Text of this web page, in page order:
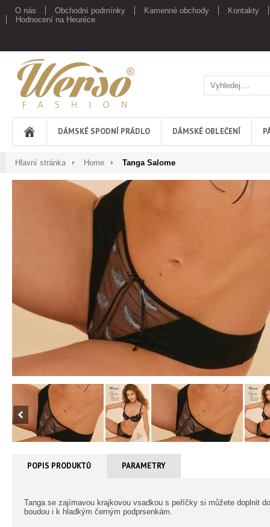
O nás Obchodní podmínky Kamenné obchody
Kontakty
Hodnocení na Heuréce
Werso
DÁMSKÉ SPODNÍ PRÁDLO DÁMSKÉ OBLEČENÍ
Hlavní stránka Home Tanga Salome
POPIS PRODUKTŮ PARAMETRY
Tanga se zajímavou krajkovou vsadkou s peříčky si můžete doplnit
boudou i k hladkým černým podprsenkám.